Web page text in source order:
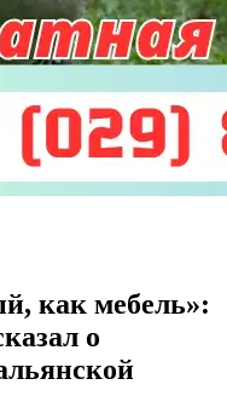
как мебель»:
о